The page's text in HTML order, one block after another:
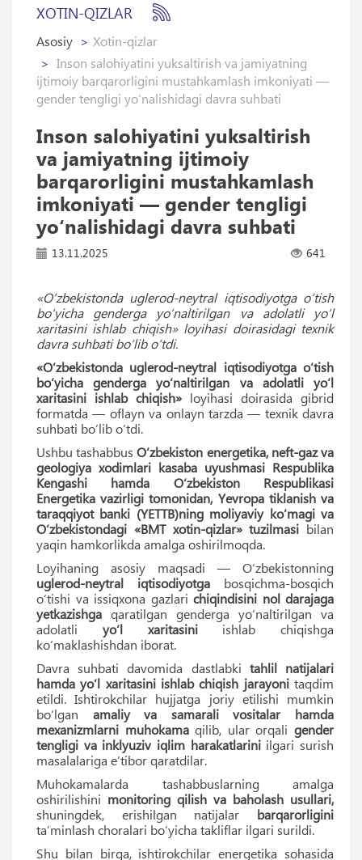
XOTIN-QIZLAR
Asosiy
Xotin-qizlar
Inson salohiyatini yuksaltirish va jamiyatning
ijtimoiy barqarorligini mustahkamlash imkoniyati —
gender tengligi yo‘nalishidagi davra suhbati
Inson salohiyatini yuksaltirish
va jamiyatning ijtimoiy
barqarorligini mustahkamlash
imkoniyati — gender tengligi
yo‘nalishidagi davra suhbati
13.11.2025 641
«O‘zbekistonda uglerod-neytral iqtisodiyotga o‘tish
bo‘yicha genderga yo‘naltirilgan va adolatli yo‘l
xaritasini ishlab chiqish» loyihasi doirasidagi texnik
davra suhbati bo‘lib o‘tdi.
«O‘zbekistonda uglerod-neytral iqtisodiyotga o‘tish
bo‘yicha genderga yo‘naltirilgan va adolatli yo‘l
xaritasini ishlab chiqish» loyihasi doirasida gibrid
formatda — oflayn va onlayn tarzda — texnik davra
suhbati bo‘lib o‘tdi.
Ushbu tashabbusO‘zbekiston energetika, neft-gaz va
geologiya xodimlari kasaba uyushmasi Respublika
Kengashi hamda O‘zbekiston Respublikasi
Energetika vazirligi tomonidan, Yevropa tiklanish va
taraqqiyot banki (YETTB)ning moliyaviy ko‘magi va
O‘zbekistondagi «BMT xotin-qizlar» tuzilmasi bilan
yaqin hamkorlikda amalga oshirilmoqda.
Loyihaning asosiy maqsadi — O‘zbekistonning
uglerod-neytral iqtisodiyotga bosqichma-bosqich
o‘tishi va issiqxona gazlari chiqindisini nol darajaga
yetkazishga qaratilgan genderga yo‘naltirilgan va
adolatli yo‘l xaritasini ishlab chiqishga
ko‘maklashishdan iborat.
Davra suhbati davomida dastlabki tahlil natijalari
hamda yo‘l xaritasini ishlab chiqish jarayonitaqdim
etildi. Ishtirokchilar hujjatga joriy etilishi mumkin
bo‘lgan amaliy va samarali vositalar hamda
mexanizmlarni muhokamaqilib, ular orqaligender
tengligi va inklyuziv iqlim harakatlariniilgari surish
masalalariga eʼtibor qaratdilar.
Muhokamalarda tashabbuslarning amalga
oshirilishini monitoring qilish va baholash usullari,
shuningdek, erishilgan natijalar barqarorligini
taʼminlash choralari bo‘yicha takliflar ilgari surildi.
Shu bilan birga, ishtirokchilar energetika sohasida